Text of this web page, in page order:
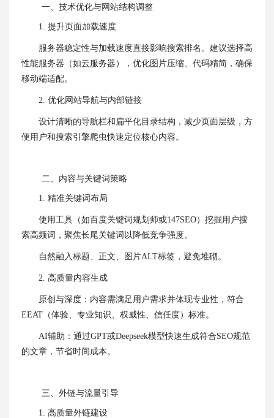
一、技术优化与网站结构调整
1. ‌提升页面加载速度‌
服务器稳定性与加载速度直接影响搜索排名。建议选择高
性能服务器（如云服务器），优化图片压缩、代码精简，确保
移动端适配。
2. ‌优化网站导航与内部链接‌
设计清晰的导航栏和扁平化目录结构，减少页面层级，方
便用户和搜索引擎爬虫快速定位核心内容。
二、内容与关键词策略
1. ‌精准关键词布局‌
使用工具（如百度关键词规划师或147SEO）挖掘用户搜
索高频词，聚焦长尾关键词以降低竞争强度。
自然融入标题、正文、图片ALT标签，避免堆砌。
2. ‌高质量内容生成‌
‌原创与深度‌：内容需满足用户需求并体现专业性，符合
EEAT（体验、专业知识、权威性、信任度）标准。
‌AI辅助‌：通过GPT或Deepseek模型快速生成符合SEO规范
的文章，节省时间成本。
三、外链与流量引导
1. ‌高质量外链建设‌